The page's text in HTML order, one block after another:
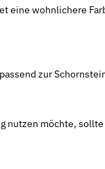
eine wohnlichere
zur
möchte,